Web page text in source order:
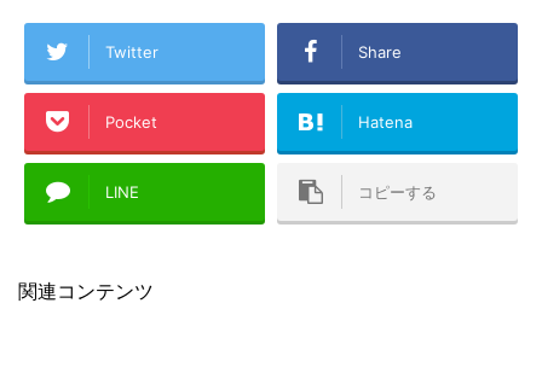
Twitter Share
Pocket Hatena
LINE コピーする
関連コンテンツ